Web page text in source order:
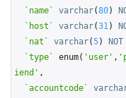
`name`
varchar(80)
`host`
varchar(31)
`nat`
varchar(5) NOT
`type`
enum( 'user' ,
iend' ,
`accountcode`